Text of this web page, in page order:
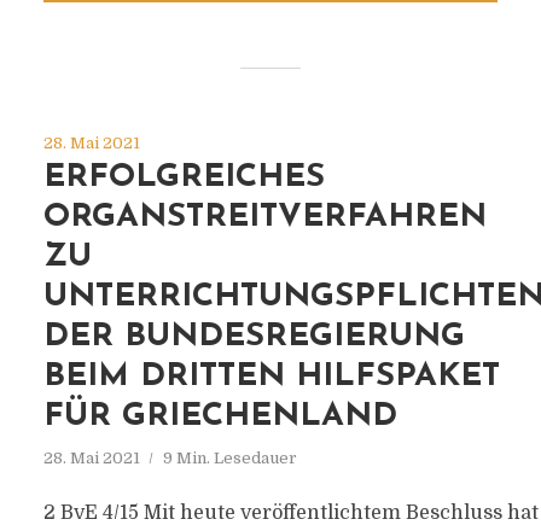
28. Mai 2021
ERFOLGREICHES
ORGANSTREITVERFAHREN
ZU
DER BUNDESREGIERUNG
BEIM DRITTEN HILFSPAKET
FÜR GRIECHENLAND
28. Mai 2021 9 Min. Lesedauer
2 BvE 4/15 Mit heute veröffentlichtem Beschluss hat